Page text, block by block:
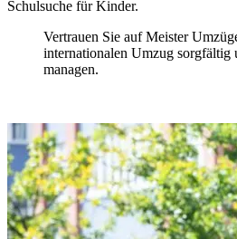
Schulsuche für Kinder.
Vertrauen Sie auf Meister
internationalen Umzug sorgfältig
managen.